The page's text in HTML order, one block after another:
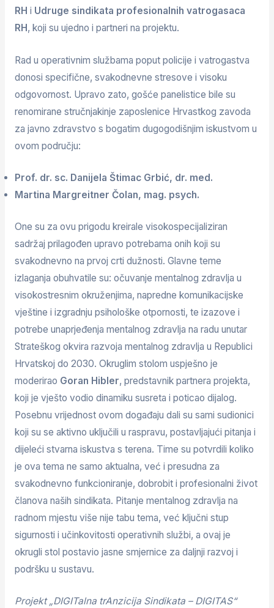
RH i Udruge sindikata profesionalnih vatrogasaca
RH, koji su ujedno i partneri na projektu.
Rad u operativnim službama poput policije i vatrogastva
donosi specifične, svakodnevne stresove i visoku
odgovornost. Upravo zato, gošće panelistice bile su
renomirane stručnjakinje zaposlenice Hrvastkog zavoda
za javno zdravstvo s bogatim dugogodišnjim iskustvom u
ovom području:
Prof. dr. sc. Danijela Štimac Grbić, dr. med.
Martina Margreitner Čolan, mag. psych.
One su za ovu prigodu kreirale visokospecijaliziran
sadržaj prilagođen upravo potrebama onih koji su
svakodnevno na prvoj crti dužnosti. Glavne teme
izlaganja obuhvatile su: očuvanje mentalnog zdravlja u
visokostresnim okruženjima, napredne komunikacijske
vještine i izgradnju psihološke otpornosti, te izazove i
potrebe unaprjeđenja mentalnog zdravlja na radu unutar
Strateškog okvira razvoja mentalnog zdravlja u Republici
Hrvatskoj do 2030. Okruglim stolom uspješno je
moderirao Goran Hibler, predstavnik partnera projekta,
koji je vješto vodio dinamiku susreta i poticao dijalog.
Posebnu vrijednost ovom događaju dali su sami sudionici
koji su se aktivno uključili u raspravu, postavljajući pitanja i
dijeleći stvarna iskustva s terena. Time su potvrdili koliko
je ova tema ne samo aktualna, već i presudna za
svakodnevno funkcioniranje, dobrobit i profesionalni život
članova naših sindikata. Pitanje mentalnog zdravlja na
radnom mjestu više nije tabu tema, već ključni stup
sigurnosti i učinkovitosti operativnih službi, a ovaj je
okrugli stol postavio jasne smjernice za daljnji razvoj i
podršku u sustavu.
Projekt „DIGITalna trAnzicija Sindikata – DIGITAS“